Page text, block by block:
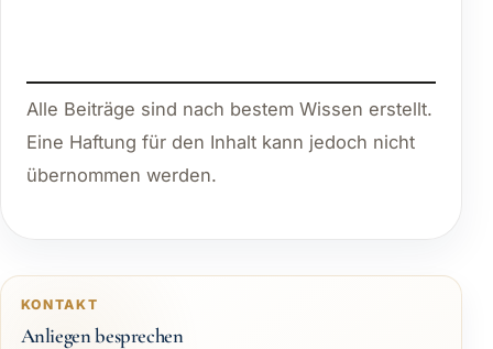
Alle Beiträge sind nach bestem Wissen erstellt.
Eine Haftung für den Inhalt kann jedoch nicht
übernommen werden.
KONTAKT
Anliegen besprechen